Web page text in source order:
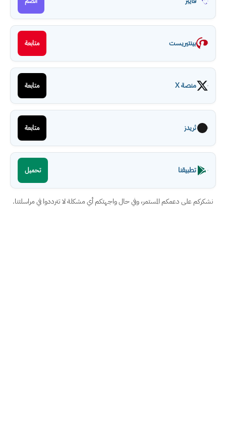
بينتيريست متابعة
منصة X متابعة
ثريدز متابعة
تطبيقنا تحميل
نشكركم على دعمكم المستمر، وفي حال واجهتكم أي مشكلة لا تترددوا في مراسلتنا.